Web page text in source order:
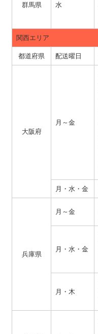
群馬県 水
関西エリア
都道府県 配送曜日
大阪府
月～金
月・水・金
兵庫県
月～金
月・水・金
月・木